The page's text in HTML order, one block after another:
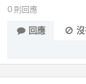
0 則回應
回應